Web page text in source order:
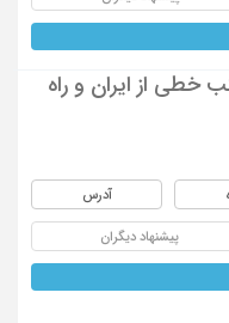
خطی از ایران و راه
آدرس
پیشنهاد دیگران